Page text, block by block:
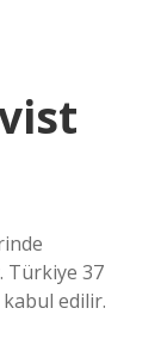
Türkiye 37
edilir.